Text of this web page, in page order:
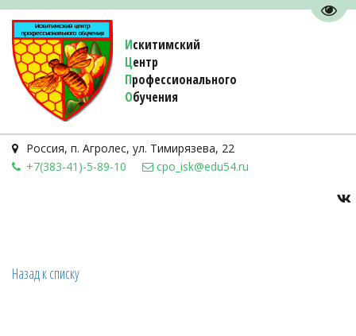
Искитимский
Центр
Профессионального
Обучения
Россия, п. Агролес, ул. Тимирязева, 22
+7(383-41)-5-89-10
cpo_isk@edu54.ru
Назад к списку